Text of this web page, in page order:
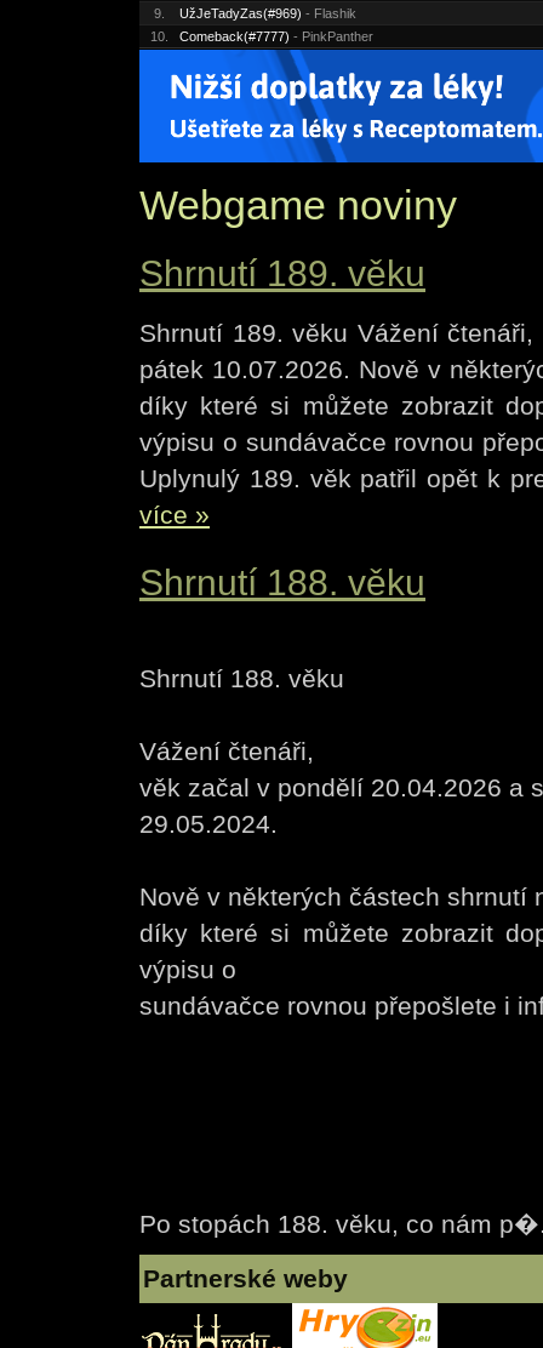
9.
UžJeTadyZas(#969) - Flashik
10.
Comeback(#7777) - PinkPanther
Webgame noviny
Shrnutí 189. věku
Shrnutí 189. věku Vážení
pátek 10.07.2026. Nově v
díky které si můžete zobrazit
výpisu o sundávačce rovnou
Uplynulý 189. věk patřil opět k
více »
Shrnutí 188. věku
Shrnutí 188. věku
Vážení čtenáři,
věk začal v pondělí 20.04.2026 a
29.05.2024.
Nově v některých částech shrnutí
díky které si můžete zobrazit
výpisu o
sundávačce rovnou přepošlete i
Po stopách 188. věku, co nám
Partnerské weby